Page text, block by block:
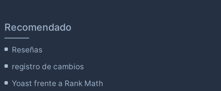
Recomendado
Reseñas
registro de cambios
Yoast frente a Rank Math